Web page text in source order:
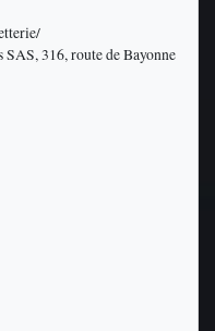
316, route de Bayonne